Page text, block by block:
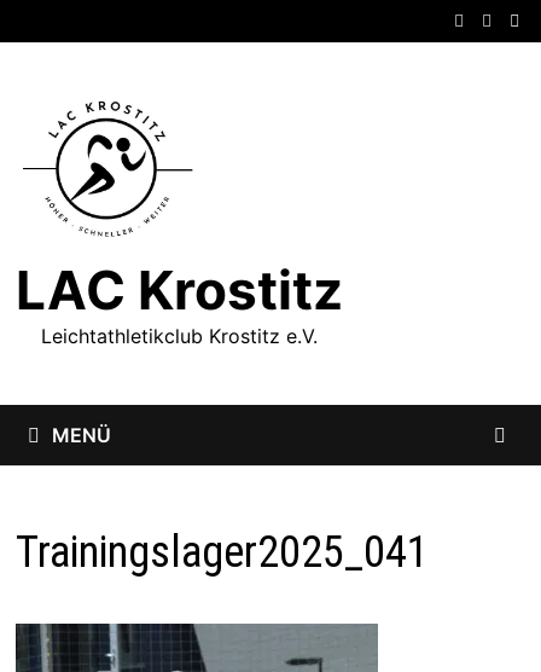
Inhalt
LAC Krostitz
Leichtathletikclub Krostitz e.V.
MENÜ
Trainingslager2025_041